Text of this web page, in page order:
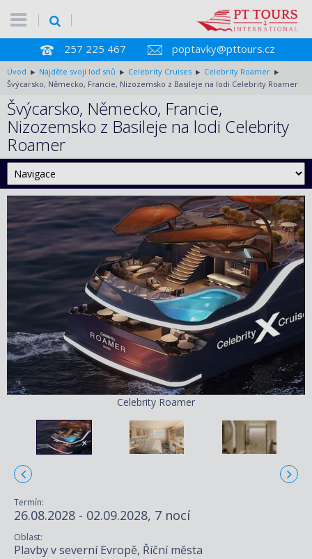
257 225 467 poptavky@pttours.cz
Úvod Najděte svoji loď snů Celebrity Cruises
Celebrity Roamer
Švýcarsko, Německo, Francie, Nizozemsko z Basileje na lodi Celebrity Roamer
Švýcarsko, Německo, Francie,
Nizozemsko z Basileje na lodi Celebrity
Roamer
Celebrity Roamer
Termín:
26.08.2028 - 02.09.2028, 7 nocí
Oblast:
Plavby v severní Evropě, Říční města